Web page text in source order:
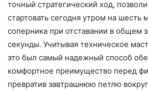
точный стратегический ход,
стартовать сегодня утром на шесть
соперника при отставании в общем
секунды. Учитывая техническое
это был самый надежный способ
комфортное преимущество перед
превратив завтрашнюю петлю